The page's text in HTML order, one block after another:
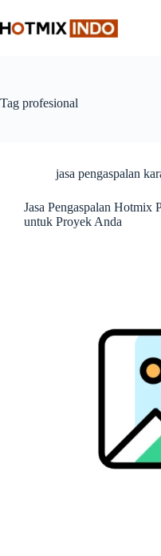
to
content
Tag profesional
jasa pengaspalan
Jasa Pengaspalan Hotmix
untuk Proyek Anda